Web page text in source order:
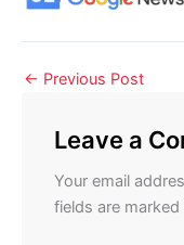
← Previous Post
Leave a
Your email
fields are marked